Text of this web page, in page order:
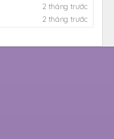
2 tháng trước
2 tháng trước